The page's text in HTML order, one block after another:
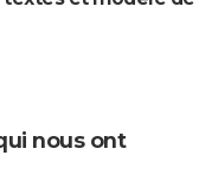
nous ont